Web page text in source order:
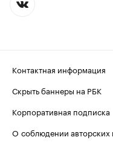
Контактная информация
Скрыть баннеры на РБК
Корпоративная подписка
О соблюдении авторских